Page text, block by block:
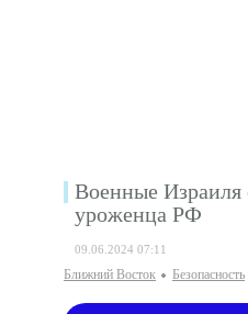
Военные Израиля
уроженца РФ
09.06.2024 07:11
Ближний Восток Безопаcность